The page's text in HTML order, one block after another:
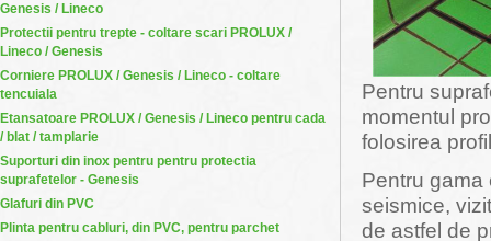
Genesis / Lineco
Protectii pentru trepte - coltare scari PROLUX /
Lineco / Genesis
Corniere PROLUX / Genesis / Lineco - coltare
tencuiala
Etansatoare PROLUX / Genesis / Lineco pentru cada
/ blat / tamplarie
Suporturi din inox pentru pentru protectia
suprafetelor - Genesis
Glafuri din PVC
Plinta pentru cabluri, din PVC, pentru parchet
Pentru
momentul
folosirea
Pentru gama
seismice,
de astfel de